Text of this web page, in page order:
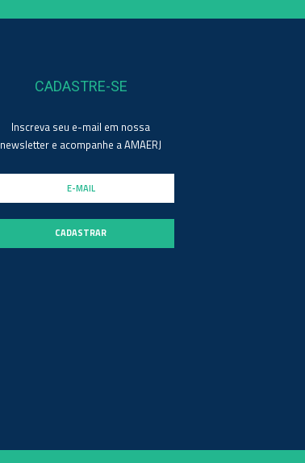
CADASTRE-SE
Inscreva seu e-mail em nossa
newsletter e acompanhe a AMAERJ